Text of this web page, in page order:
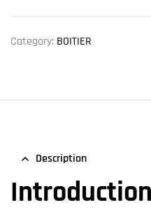
Category: BOITIER
Description
Introduction